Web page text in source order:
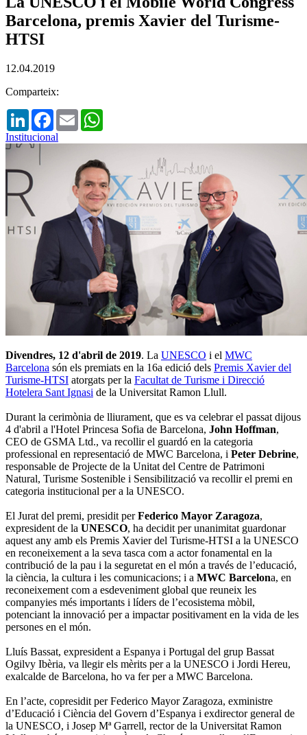
Barcelona, premis Xavier del Turisme-
HTSI
12.04.2019
Comparteix:
LinkedInFacebook
Email
Institucional
Divendres, 12 d'abril de 2019. La UNESCO i el MWC
Barcelona són els premiats en la 16a edició dels Premis Xavier del
Turisme-HTSI atorgats per la Facultat de Turisme i Direcció
Hotelera Sant Ignasi de la Universitat Ramon Llull.
Durant la cerimònia de lliurament, que es va celebrar el passat dijous
4 d'abril a l'Hotel Princesa Sofia de Barcelona, John Hoffman,
CEO de GSMA Ltd., va recollir el guardó en la categoria
professional en representació de MWC Barcelona, i Peter Debrine,
responsable de Projecte de la Unitat del Centre de Patrimoni
Natural, Turisme Sostenible i Sensibilització va recollir el premi en
categoria institucional per a la UNESCO.
El Jurat del premi, presidit perFederico Mayor Zaragoza,
expresident de la UNESCO, ha decidit per unanimitat guardonar
aquest any amb els Premis Xavier del Turisme-HTSI a la UNESCO
en reconeixement a la seva tasca com a actor fonamental en la
contribució de la pau i la seguretat en el món a través de l’educació,
la ciència, la cultura i les comunicacions; i a MWC Barcelona, en
reconeixement com a esdeveniment global que reuneix les
companyies més importants i líders de l’ecosistema mòbil,
potenciant la innovació per a impactar positivament en la vida de les
persones en el món.
Lluís Bassat, expresident a Espanya i Portugal del grup Bassat
Ogilvy Ibèria, va llegir els mèrits per a la UNESCO i Jordi Hereu,
exalcalde de Barcelona, ho va fer per a MWC Barcelona.
En l’acte, copresidit per Federico Mayor Zaragoza, exministre
d’Educació i Ciència del Govern d’Espanya i exdirector general de
la UNESCO, i Josep Mª Garrell, rector de la Universitat Ramon